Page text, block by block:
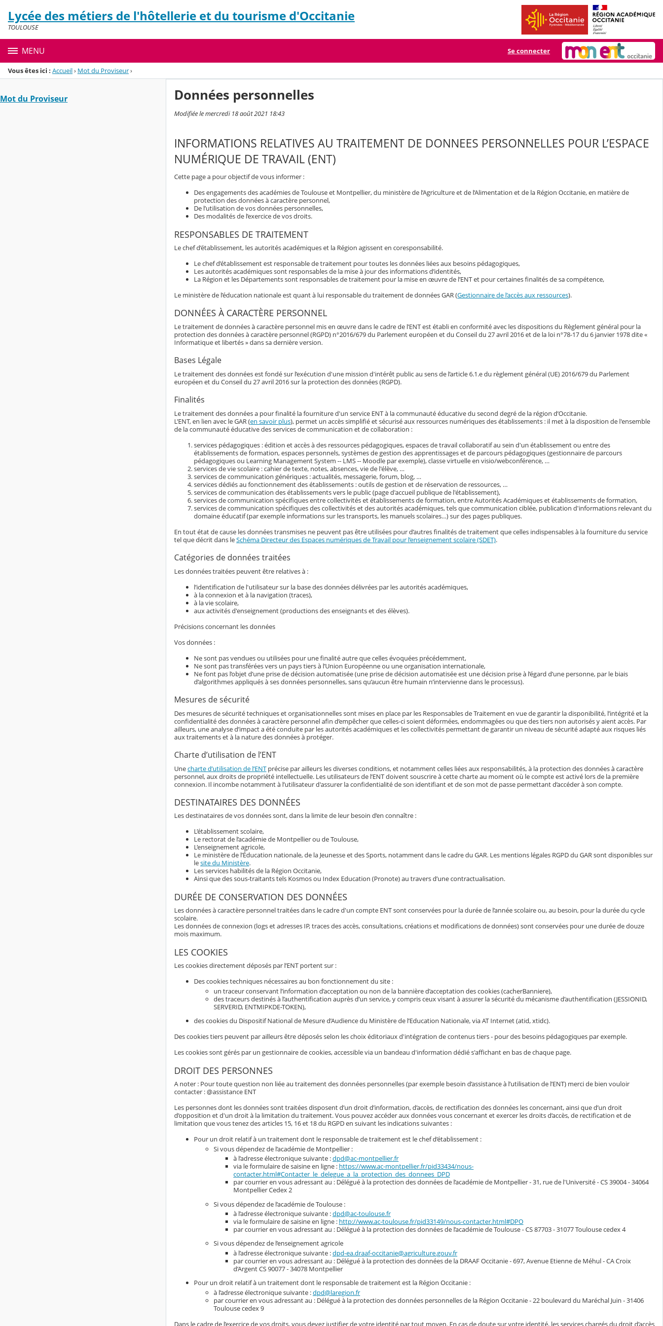
Menu de la rubrique
Contenu
Lycée des métiers de l'hôtellerie et du tourisme d'Occitanie
TOULOUSE
MENU Se connecter
Vous êtes ici : Accueil› Mot du Proviseur›
Mot du Proviseur Données personnelles
Modifiée le mercredi 18 août 2021 18:43
INFORMATIONS RELATIVES AU TRAITEMENT DE DONNEES PERSONNELLES POUR L’ESPACE
NUMÉRIQUE DE TRAVAIL (ENT)
Cette page a pour objectif de vous informer :
Des engagements des académies de Toulouse et Montpellier, du ministère de l’Agriculture et de l’Alimentation et de la Région Occitanie, en matière de
protection des données à caractère personnel,
De l’utilisation de vos données personnelles,
Des modalités de l’exercice de vos droits.
RESPONSABLES DE TRAITEMENT
Le chef d’établissement, les autorités académiques et la Région agissent en coresponsabilité.
Le chef d’établissement est responsable de traitement pour toutes les données liées aux besoins pédagogiques,
Les autorités académiques sont responsables de la mise à jour des informations d’identités,
La Région et les Départements sont responsables de traitement pour la mise en œuvre de l’ENT et pour certaines finalités de sa compétence,
Le ministère de l’éducation nationale est quant à lui responsable du traitement de données GAR (Gestionnaire de l’accès aux ressources).
DONNÉES À CARACTÈRE PERSONNEL
Le traitement de données à caractère personnel mis en œuvre dans le cadre de l’ENT est établi en conformité avec les dispositions du Règlement général pour la
protection des données à caractère personnel (RGPD) n°2016/679 du Parlement européen et du Conseil du 27 avril 2016 et de la loi n°78-17 du 6 janvier 1978 dite «
Informatique et libertés » dans sa dernière version.
Bases Légale
Le traitement des données est fondé sur l’exécution d'une mission d'intérêt public au sens de l’article 6.1.e du règlement général (UE) 2016/679 du Parlement
européen et du Conseil du 27 avril 2016 sur la protection des données (RGPD).
Finalités
Le traitement des données a pour finalité la fourniture d'un service ENT à la communauté éducative du second degré de la région d’Occitanie.
L’ENT, en lien avec le GAR (en savoir plus), permet un accès simplifié et sécurisé aux ressources numériques des établissements : il met à la disposition de l'ensemble
de la communauté éducative des services de communication et de collaboration :
services pédagogiques : édition et accès à des ressources pédagogiques, espaces de travail collaboratif au sein d'un établissement ou entre des
établissements de formation, espaces personnels, systèmes de gestion des apprentissages et de parcours pédagogiques (gestionnaire de parcours
pédagogiques ou Learning Management System -- LMS -- Moodle par exemple), classe virtuelle en visio/webconférence, …
services de vie scolaire : cahier de texte, notes, absences, vie de l'élève, …
services de communication génériques : actualités, messagerie, forum, blog, …
services dédiés au fonctionnement des établissements : outils de gestion et de réservation de ressources, …
services de communication des établissements vers le public (page d'accueil publique de l'établissement),
services de communication spécifiques entre collectivités et établissements de formation, entre Autorités Académiques et établissements de formation,
services de communication spécifiques des collectivités et des autorités académiques, tels que communication ciblée, publication d'informations relevant du
domaine éducatif (par exemple informations sur les transports, les manuels scolaires…) sur des pages publiques.
En tout état de cause les données transmises ne peuvent pas être utilisées pour d’autres finalités de traitement que celles indispensables à la fourniture du service
tel que décrit dans leSchéma Directeur des Espaces numériques de Travail pour l’enseignement scolaire (SDET).
Catégories de données traitées
Les données traitées peuvent être relatives à :
l’identification de l'utilisateur sur la base des données délivrées par les autorités académiques,
à la connexion et à la navigation (traces),
à la vie scolaire,
aux activités d'enseignement (productions des enseignants et des élèves).
Précisions concernant les données
Vos données :
Ne sont pas vendues ou utilisées pour une finalité autre que celles évoquées précédemment,
Ne sont pas transférées vers un pays tiers à l’Union Européenne ou une organisation internationale,
Ne font pas l’objet d’une prise de décision automatisée (une prise de décision automatisée est une décision prise à l’égard d’une personne, par le biais
d’algorithmes appliqués à ses données personnelles, sans qu’aucun être humain n’intervienne dans le processus).
Mesures de sécurité
Des mesures de sécurité techniques et organisationnelles sont mises en place par les Responsables de Traitement en vue de garantir la disponibilité, l’intégrité et la
confidentialité des données à caractère personnel afin d’empêcher que celles-ci soient déformées, endommagées ou que des tiers non autorisés y aient accès. Par
ailleurs, une analyse d’impact a été conduite par les autorités académiques et les collectivités permettant de garantir un niveau de sécurité adapté aux risques liés
aux traitements et à la nature des données à protéger.
Charte d’utilisation de l’ENT
Unecharte d’utilisation de l’ENT précise par ailleurs les diverses conditions, et notamment celles liées aux responsabilités, à la protection des données à caractère
personnel, aux droits de propriété intellectuelle. Les utilisateurs de l’ENT doivent souscrire à cette charte au moment où le compte est activé lors de la première
connexion. Il incombe notamment à l’utilisateur d'assurer la confidentialité de son identifiant et de son mot de passe permettant d’accéder à son compte.
DESTINATAIRES DES DONNÉES
Les destinataires de vos données sont, dans la limite de leur besoin d’en connaître :
L’établissement scolaire,
Le rectorat de l’académie de Montpellier ou de Toulouse,
L’enseignement agricole,
Le ministère de l’Éducation nationale, de la Jeunesse et des Sports, notamment dans le cadre du GAR. Les mentions légales RGPD du GAR sont disponibles sur
lesite du Ministère.
Les services habilités de la Région Occitanie,
Ainsi que des sous-traitants tels Kosmos ou Index Education (Pronote) au travers d’une contractualisation.
DURÉE DE CONSERVATION DES DONNÉES
Les données à caractère personnel traitées dans le cadre d'un compte ENT sont conservées pour la durée de l’année scolaire ou, au besoin, pour la durée du cycle
scolaire.
Les données de connexion (logs et adresses IP, traces des accès, consultations, créations et modifications de données) sont conservées pour une durée de douze
mois maximum.
LES COOKIES
Les cookies directement déposés par l’ENT portent sur :
Des cookies techniques nécessaires au bon fonctionnement du site :
un traceur conservant l’information d’acceptation ou non de la bannière d’acceptation des cookies (cacherBanniere),
des traceurs destinés à l’authentification auprès d’un service, y compris ceux visant à assurer la sécurité du mécanisme d’authentification (JESSIONID,
SERVERID, ENTMIPKDE-TOKEN),
des cookies du Dispositif National de Mesure d’Audience du Ministère de l’Education Nationale, via AT Internet (atid, xtidc).
Des cookies tiers peuvent par ailleurs être déposés selon les choix éditoriaux d'intégration de contenus tiers - pour des besoins pédagogiques par exemple.
Les cookies sont gérés par un gestionnaire de cookies, accessible via un bandeau d'information dédié s'affichant en bas de chaque page.
DROIT DES PERSONNES
A noter : Pour toute question non liée au traitement des données personnelles (par exemple besoin d’assistance à l’utilisation de l’ENT) merci de bien vouloir
contacter : @assistance ENT
Les personnes dont les données sont traitées disposent d’un droit d’information, d’accès, de rectification des données les concernant, ainsi que d’un droit
d’opposition et d'un droit à la limitation du traitement. Vous pouvez accéder aux données vous concernant et exercer les droits d’accès, de rectification et de
limitation que vous tenez des articles 15, 16 et 18 du RGPD en suivant les indications suivantes :
Pour un droit relatif à un traitement dont le responsable de traitement est le chef d’établissement :
Si vous dépendez de l’académie de Montpellier :
à l’adresse électronique suivante :dpd@ac-montpellier.fr
via le formulaire de saisine en ligne : https://www.ac-montpellier.fr/pid33434/nous-
contacter.html#Contacter_le_delegue_a_la_protection_des_donnees_DPD
par courrier en vous adressant au : Délégué à la protection des données de l’académie de Montpellier - 31, rue de l'Université - CS 39004 - 34064
Montpellier Cedex 2
Si vous dépendez de l’académie de Toulouse :
à l’adresse électronique suivante :dpd@ac-toulouse.fr
via le formulaire de saisine en ligne : http://www.ac-toulouse.fr/pid33149/nous-contacter.html#DPO
par courrier en vous adressant au : Délégué à la protection des données de l’académie de Toulouse - CS 87703 - 31077 Toulouse cedex 4
Si vous dépendez de l’enseignement agricole
à l’adresse électronique suivante :dpd-ea.draaf-occitanie@agriculture.gouv.fr
par courrier en vous adressant au : Délégué à la protection des données de la DRAAF Occitanie - 697, Avenue Etienne de Méhul - CA Croix
d’Argent CS 90077 - 34078 Montpellier
Pour un droit relatif à un traitement dont le responsable de traitement est la Région Occitanie :
à l’adresse électronique suivante :dpd@laregion.fr
par courrier en vous adressant au : Délégué à la protection des données personnelles de la Région Occitanie - 22 boulevard du Maréchal Juin - 31406
Toulouse cedex 9
Dans le cadre de l’exercice de vos droits, vous devez justifier de votre identité par tout moyen. En cas de doute sur votre identité, les services chargés du droit d’accès